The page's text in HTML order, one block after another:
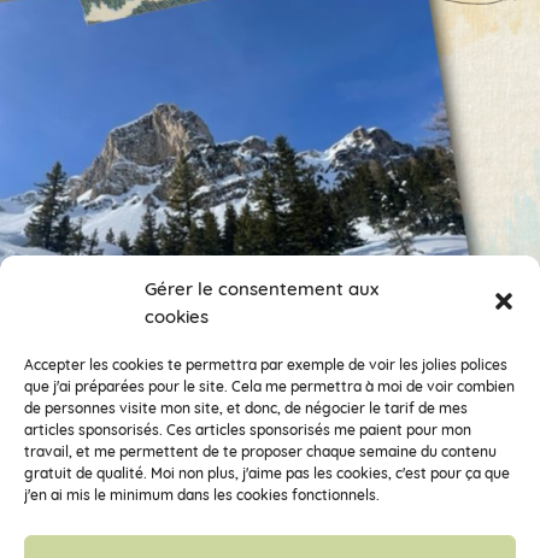
Gérer le consentement aux
cookies
Accepter les cookies te permettra par exemple de voir les jolies polices
que j'ai préparées pour le site. Cela me permettra à moi de voir combien
de personnes visite mon site, et donc, de négocier le tarif de mes
articles sponsorisés. Ces articles sponsorisés me paient pour mon
travail, et me permettent de te proposer chaque semaine du contenu
gratuit de qualité. Moi non plus, j'aime pas les cookies, c'est pour ça que
j'en ai mis le minimum dans les cookies fonctionnels.
Encore des photos !
Clémentine la Mandarine fait partie de la Coopérative d’Activités et
d’EmploiVecteur Activités
33 rue des déportés du 11 novembre 1943, 38100 Grenoble – SARL
SCOP à capital variable – RCS de Grenoble 448 355 156 – SIRET 448